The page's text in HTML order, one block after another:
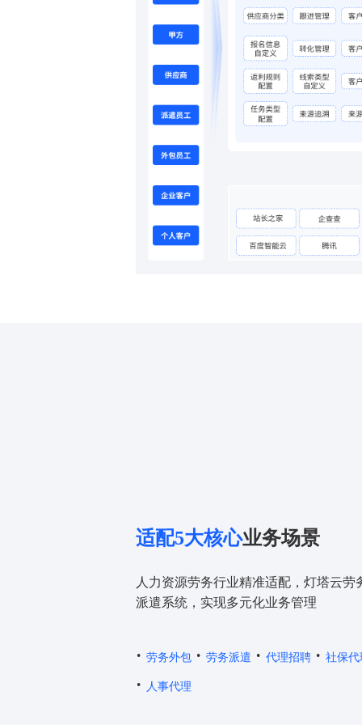
适配5大核心业务场景
人力资源劳务行业精准适配，灯塔云劳
派遣系统，实现多元化业务管理
· 劳务外包 · 劳务派遣 · 代理招聘 · 社保代
· 人事代理